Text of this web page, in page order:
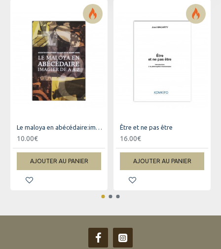
Le maloya en abécédaire:imagier de Aà Z
10.00€
AJOUTER AU PANIER
Être et ne pas être
16.00€
AJOUTER AU PANIER